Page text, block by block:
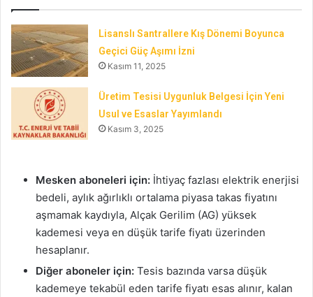
Lisanslı Santrallere Kış Dönemi Boyunca
Geçici Güç Aşımı İzni
Kasım 11, 2025
Üretim Tesisi Uygunluk Belgesi İçin Yeni
Usul ve Esaslar Yayımlandı
Kasım 3, 2025
Mesken aboneleri için: İhtiyaç fazlası elektrik enerjisi
bedeli, aylık ağırlıklı ortalama piyasa takas fiyatını
aşmamak kaydıyla, Alçak Gerilim (AG) yüksek
kademesi veya en düşük tarife fiyatı üzerinden
hesaplanır.
Diğer aboneler için: Tesis bazında varsa düşük
kademeye tekabül eden tarife fiyatı esas alınır, kalan